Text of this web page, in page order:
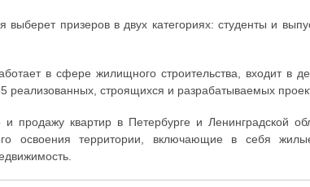
призеров в двух категориях: студенты и
в сфере жилищного строительства, входит в
строящихся и разрабатываемых
продажу квартир в Петербурге и Ленинградской
освоения территории, включающие в себя